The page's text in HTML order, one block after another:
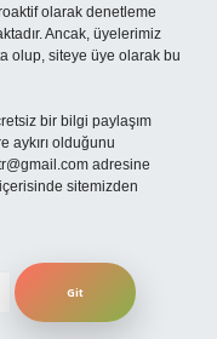
olarak denetleme
Ancak, üyelerimiz
olup, siteye üye olarak bu
bir bilgi paylaşım
aykırı olduğunu
adresine
sitemizden